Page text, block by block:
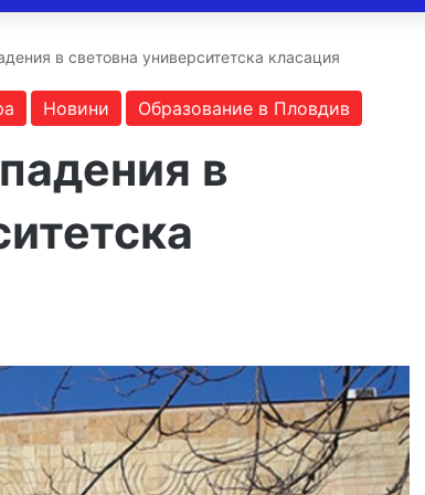
в световна университетска класация
Новини Образование в Пловдив
в